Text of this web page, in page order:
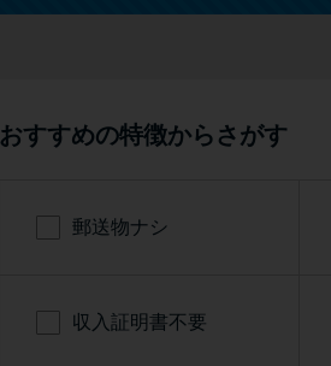
おすすめの特徴からさがす
郵送物ナシ
収入証明書不要